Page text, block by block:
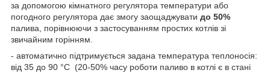
за допомогою кімнатного регулятора температури або
погодного регулятора дає змогу заощаджувати до 50%
палива, порівнюючи з застосуванням простих котлів зі
звичайним горінням.
- автоматично підтримується задана температура теплоносія:
від 35 до 90 °C (20-50% часу роботи паливо в котлі є в стані